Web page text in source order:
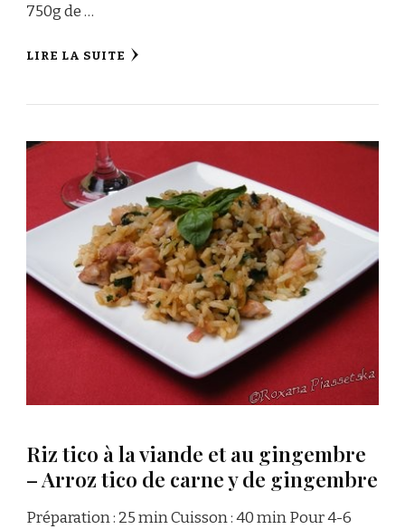
750g de …
LIRE LA SUITE
Riz tico à la viande et au gingembre
– Arroz tico de carne y de gingembre
Préparation : 25 min Cuisson : 40 min Pour 4-6